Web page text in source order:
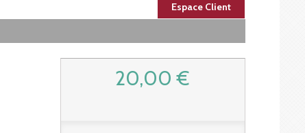
Espace Client
20,00 €